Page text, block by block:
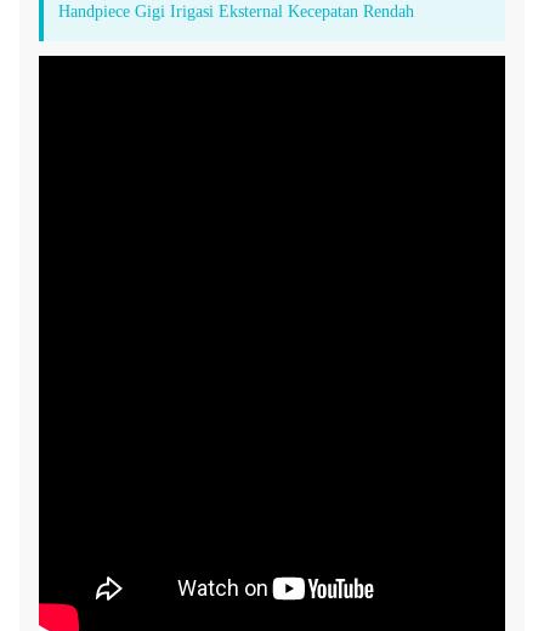
Handpiece Gigi Irigasi Eksternal Kecepatan Rendah